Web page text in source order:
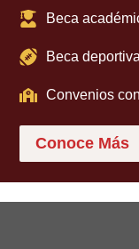
Beca
Beca deportiva
Convenios
Conoce Más